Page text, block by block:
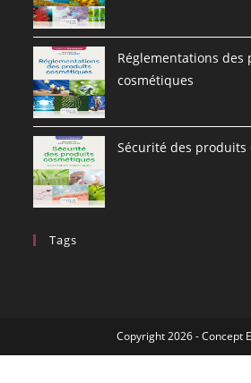
Réglementations des
cosmétiques
Sécurité des produits
Tags
Copyright 2026 - Concept